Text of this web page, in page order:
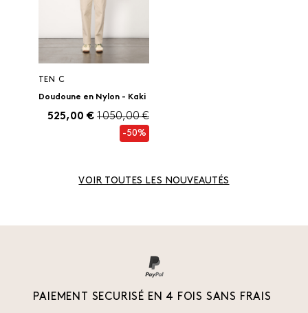
TEN C
Doudoune en Nylon - Kaki
525,00 € 1 050,00 €
-50%
VOIR TOUTES LES NOUVEAUTÉS
PAIEMENT SECURISÉ EN 4 FOIS SANS FRAIS